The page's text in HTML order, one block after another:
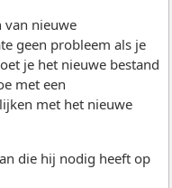
van nieuwe
geen probleem als je
je het nieuwe bestand
met een
met het nieuwe
die hij nodig heeft op